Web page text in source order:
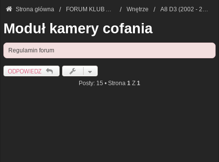
Strona główna FORUM KLUB AUDI A8 - FORUM TECHNICZNE Wnętrze A8 D3 (2002 - 2009)
Moduł kamery cofania
Regulamin forum
ODPOWIEDZ
Posty: 15 • Strona 1 Z 1